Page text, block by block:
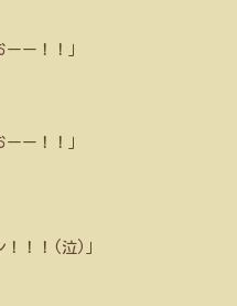
ー！！」
ー！！」
！！！(泣)」